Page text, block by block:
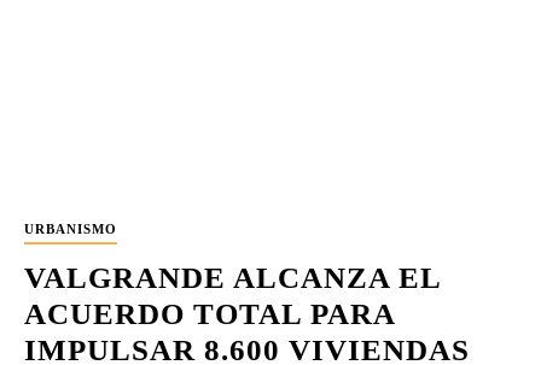
URBANISMO
VALGRANDE ALCANZA EL
ACUERDO TOTAL PARA
IMPULSAR 8.600 VIVIENDAS